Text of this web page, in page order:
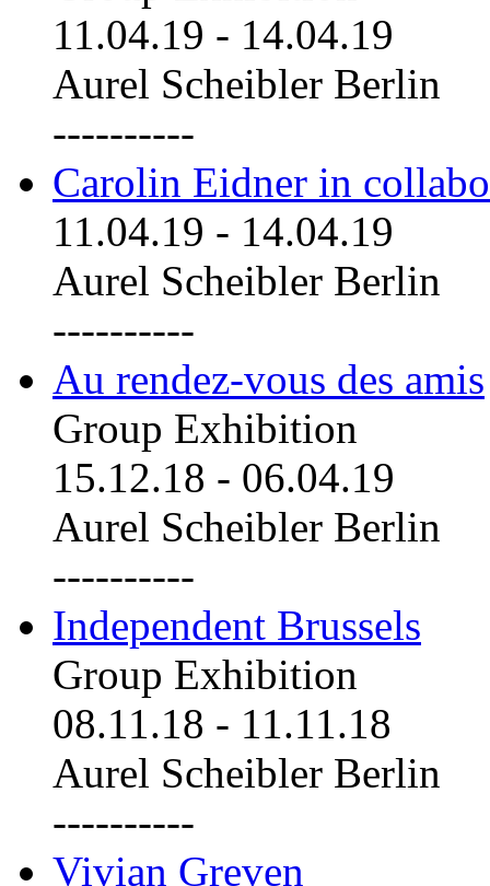
11.04.19 - 14.04.19
Aurel Scheibler Berlin
----------
Carolin Eidner in
11.04.19 - 14.04.19
Aurel Scheibler Berlin
----------
Au rendez-vous des amis
Group Exhibition
15.12.18 - 06.04.19
Aurel Scheibler Berlin
----------
Independent Brussels
Group Exhibition
08.11.18 - 11.11.18
Aurel Scheibler Berlin
----------
Vivian Greven